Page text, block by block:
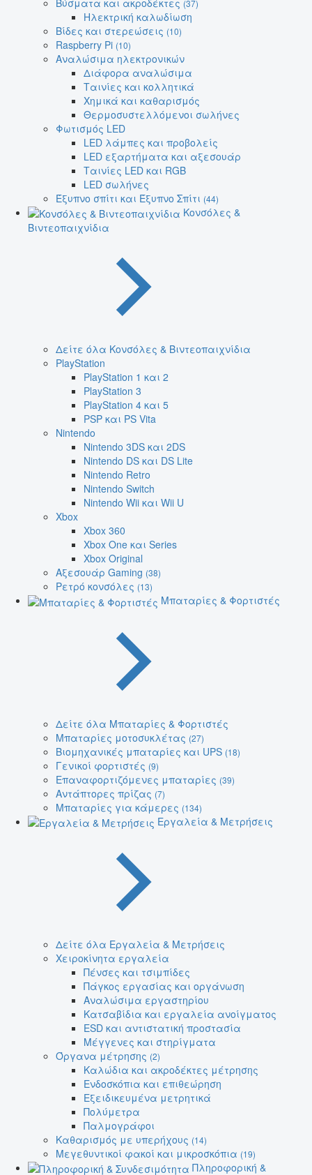
(37)
Ηλεκτρική καλωδίωση
Βίδες και στερεώσεις (10)
Raspberry Pi (10)
Αναλώσιμα ηλεκτρονικών
Διάφορα αναλώσιμα
Ταινίες και κολλητικά
Χημικά και καθαρισμός
Θερμοσυστελλόμενοι σωλήνες
Φωτισμός LED
LED λάμπες και προβολείς
LED εξαρτήματα και αξεσουάρ
Ταινίες LED και RGB
LED σωλήνες
Έξυπνο σπίτι και Έξυπνο Σπίτι (44)
Κονσόλες &
Βιντεοπαιχνίδια
Δείτε όλα Κονσόλες & Βιντεοπαιχνίδια
PlayStation
PlayStation 1 και 2
PlayStation 3
PlayStation 4 και 5
PSP και PS Vita
Nintendo
Nintendo 3DS και 2DS
Nintendo DS και DS Lite
Nintendo Retro
Nintendo Switch
Nintendo Wii και Wii U
Xbox
Xbox 360
Xbox One και Series
Xbox Original
Αξεσουάρ Gaming (38)
Ρετρό κονσόλες (13)
Μπαταρίες & Φορτιστές
Δείτε όλα Μπαταρίες & Φορτιστές
Μπαταρίες μοτοσυκλέτας (27)
Βιομηχανικές μπαταρίες και UPS (18)
Γενικοί φορτιστές (9)
Επαναφορτιζόμενες μπαταρίες (39)
Αντάπτορες πρίζας (7)
Μπαταρίες για κάμερες (134)
Εργαλεία & Μετρήσεις
Δείτε όλα Εργαλεία & Μετρήσεις
Χειροκίνητα εργαλεία
Πένσες και τσιμπίδες
Πάγκος εργασίας και οργάνωση
Αναλώσιμα εργαστηρίου
Κατσαβίδια και εργαλεία ανοίγματος
ESD και αντιστατική προστασία
Μέγγενες και στηρίγματα
Όργανα μέτρησης (2)
Καλώδια και ακροδέκτες μέτρησης
Ενδοσκόπια και επιθεώρηση
Εξειδικευμένα μετρητικά
Πολύμετρα
Παλμογράφοι
Καθαρισμός με υπερήχους (14)
Μεγεθυντικοί φακοί και μικροσκόπια (19)
Πληροφορική &